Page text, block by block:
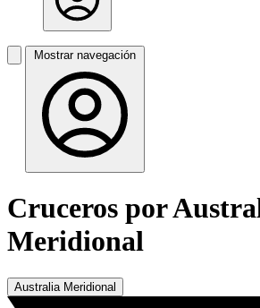
Mostrar navegación
Cruceros por
Meridional
Australia Meridional